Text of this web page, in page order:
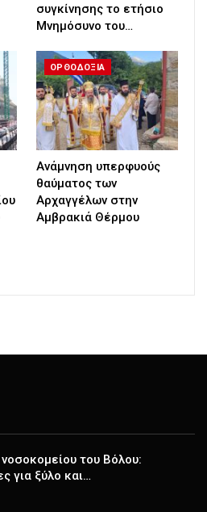
συγκίνησης το ετήσιο
Μνημόσυνο του…
ΟΡΘΟΔΟΞΙΑ
Ανάμνηση υπερφυούς
θαύματος των
Αρχαγγέλων στην
Αμβρακιά Θέρμου
του Βόλου:
για ξύλο και…